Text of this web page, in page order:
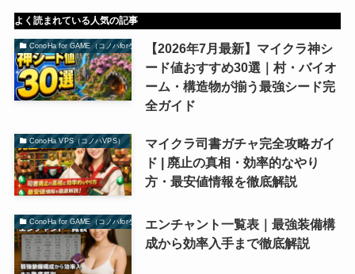
よく読まれている人気の記事
ConoHa for GAME（コノハforゲーム）【2026年7月最新】マイクラ神シ
ード値おすすめ30選｜村・バイオ
ーム・構造物が揃う最強シード完
全ガイド
ConoHa VPS（コノハVPS）
マイクラ司書ガチャ完全攻略ガイ
ド | 廃止の真相・効率的なやり
方・最安値情報を徹底解説
ConoHa for GAME（コノハforゲーム）エンチャント一覧表｜最強装備構
成から効率入手まで徹底解説